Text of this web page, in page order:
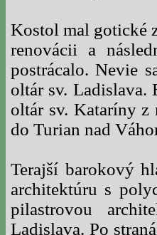
Kostol mal gotické
renovácii a
postrácalo. Nevie
oltár sv. Ladislava.
oltár sv. Kataríny
do Turian nad
Terajší barokový
architektúru s
pilastrovou
Ladislava. Po